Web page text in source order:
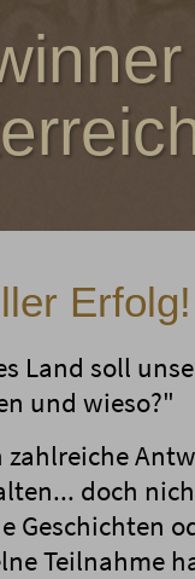
Erfolg!
Land soll
und wieso?"
zahlreiche
doch
Geschichten
Teilnahme